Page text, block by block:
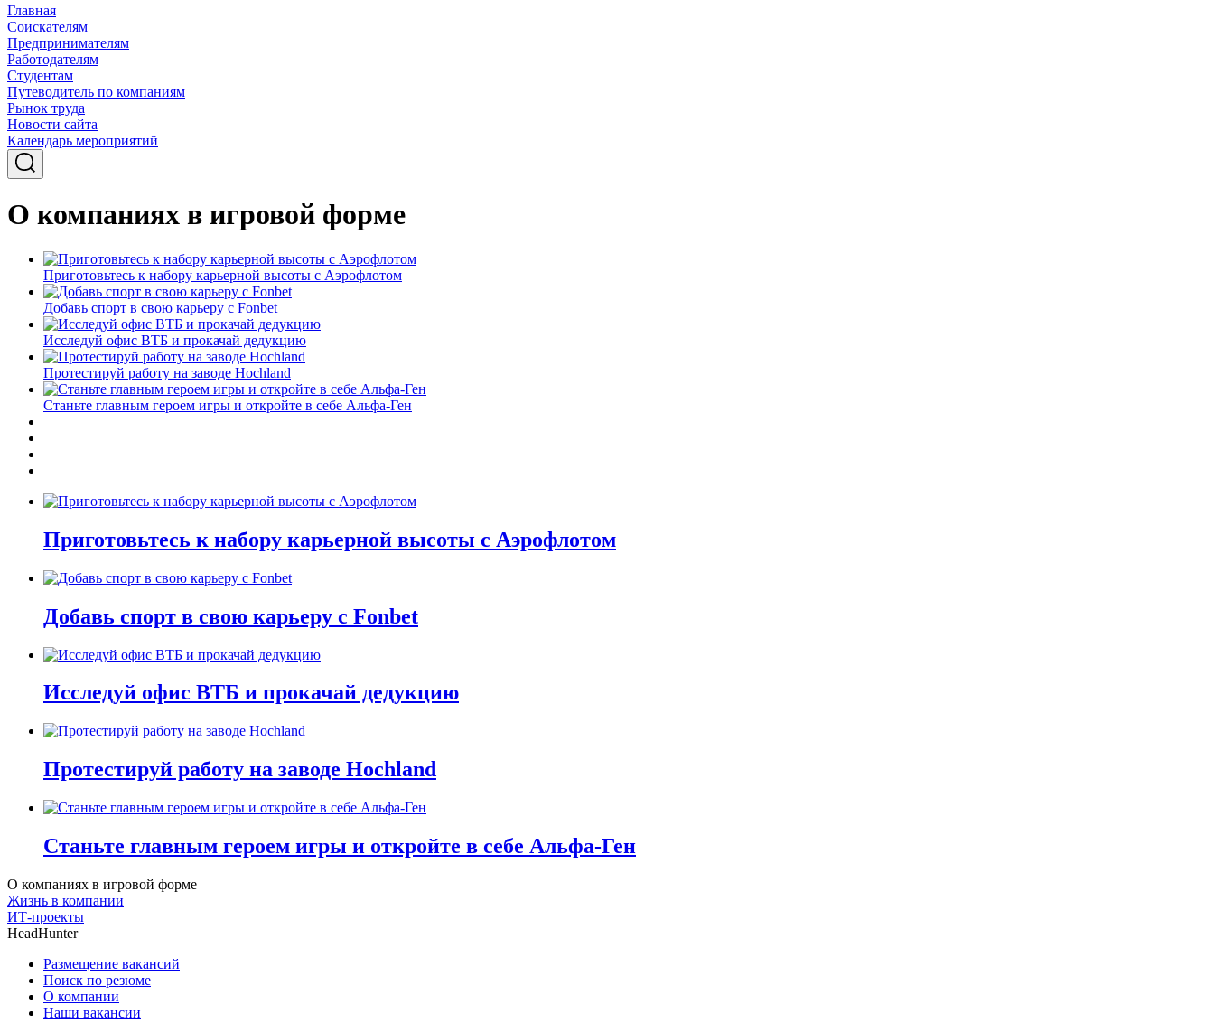
Главная
Соискателям
Предпринимателям
Работодателям
Студентам
Путеводитель по компаниям
Рынок труда
Новости сайта
Календарь мероприятий
О компаниях в игровой форме
Приготовьтесь к набору карьерной высоты с Аэрофлотом
Добавь спорт в свою карьеру с Fonbet
Исследуй офис ВТБ и прокачай дедукцию
Протестируй работу на заводе Hochland
Станьте главным героем игры и откройте в себе Альфа-Ген
Приготовьтесь к набору карьерной высоты с Аэрофлотом
Добавь спорт в свою карьеру с Fonbet
Исследуй офис ВТБ и прокачай дедукцию
Протестируй работу на заводе Hochland
Станьте главным героем игры и откройте в себе Альфа-Ген
О компаниях в игровой форме
Жизнь в компании
ИТ-проекты
HeadHunter
Размещение вакансий
Поиск по резюме
О компании
Наши вакансии